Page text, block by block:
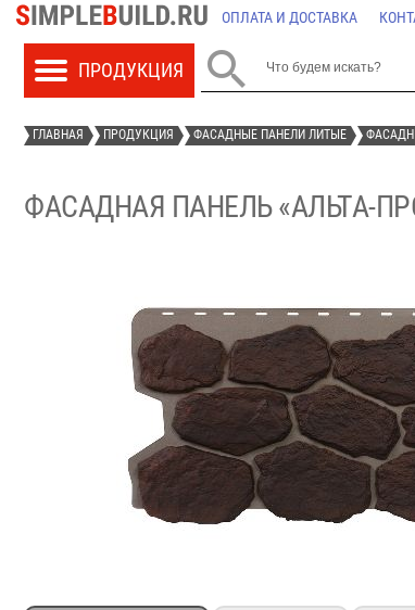
ОПЛАТА И ДОСТАВКА

ГЛАВНАЯ ПРОДУКЦИЯ ФАСАДНЫЕ ПАНЕЛИ ЛИТЫЕ
ФАСАДНАЯ ПАНЕЛЬ «АЛЬТА-